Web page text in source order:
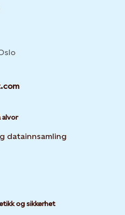
alvor
datainnsamling
og sikkerhet